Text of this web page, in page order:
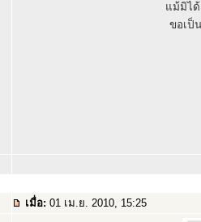
แม้มิได้
ขอเป็
เมื่อ: 01 เม.ย. 2010, 15:25